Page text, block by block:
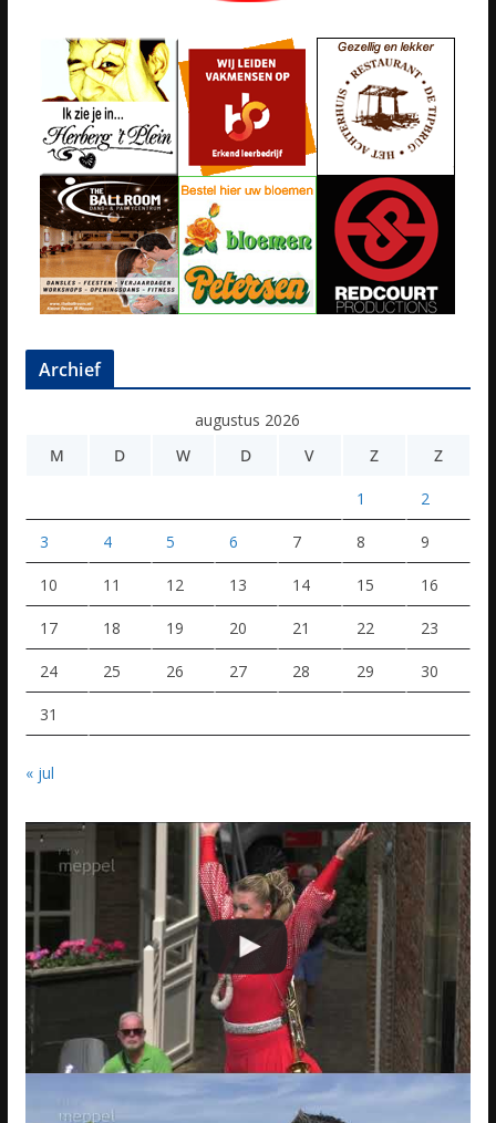
Archief
augustus 2026
M
D W D V Z Z
1 2
3 4 5 6 7 8 9
10 11 12 13 14 15 16
17 18 19 20 21 22 23
24 25 26 27 28 29 30
31
« jul